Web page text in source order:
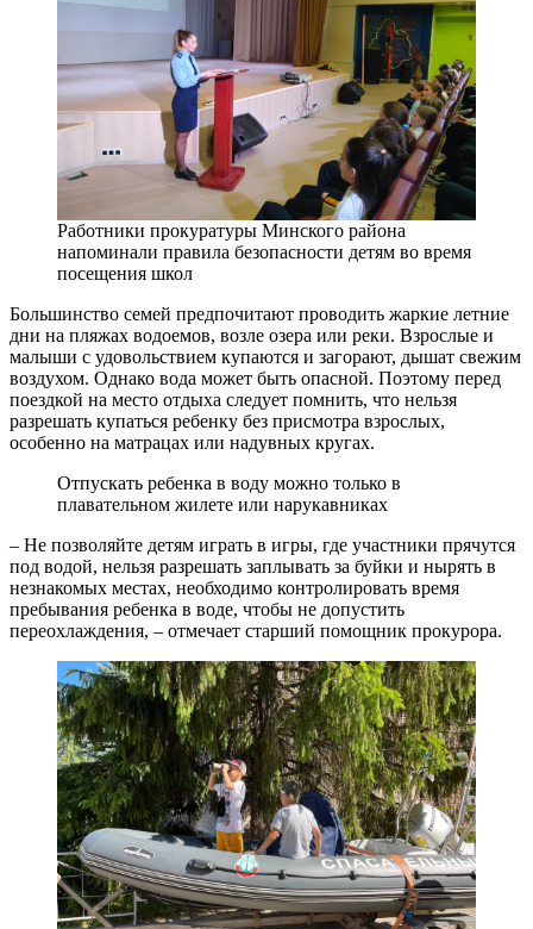
Работники прокуратуры Минского района
напоминали правила безопасности детям во время
посещения школ
Большинство семей предпочитают проводить жаркие летние
дни на пляжах водоемов, возле озера или реки. Взрослые и
малыши с удовольствием купаются и загорают, дышат свежим
воздухом. Однако вода может быть опасной. Поэтому перед
поездкой на место отдыха следует помнить, что нельзя
разрешать купаться ребенку без присмотра взрослых,
особенно на матрацах или надувных кругах.
Отпускать ребенка в воду можно только в
плавательном жилете или нарукавниках
– Не позволяйте детям играть в игры, где участники прячутся
под водой, нельзя разрешать заплывать за буйки и нырять в
незнакомых местах, необходимо контролировать время
пребывания ребенка в воде, чтобы не допустить
переохлаждения, – отмечает старший помощник прокурора.